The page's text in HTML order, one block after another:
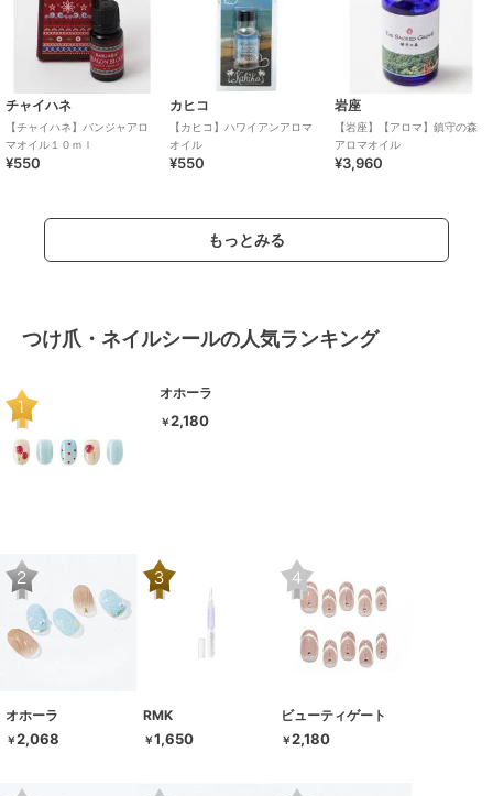
チャイハネ
【チャイハネ】バンジャアロ
マオイル１０ｍｌ
¥550
カヒコ
【カヒコ】ハワイアンアロマ
オイル
¥550
岩座
【岩座】【アロマ】鎮守の森
アロマオイル
¥3,960
もっとみる
つけ爪・ネイルシールの人気ランキング
オホーラ
￥2,180
オホーラ
￥2,068
RMK
￥1,650
ビューティゲート
￥2,180